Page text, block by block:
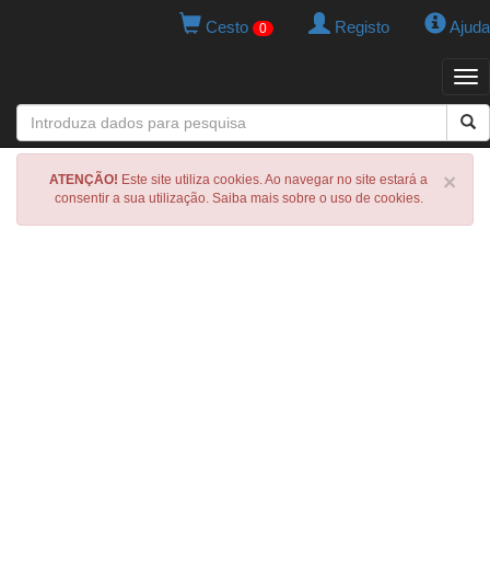
Cesto 0 Registo Ajuda
×
ATENÇÃO! Este site utiliza cookies. Ao navegar no site estará a
consentir a sua utilização. Saiba mais sobre o uso de cookies.